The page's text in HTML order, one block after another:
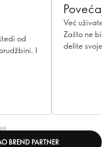
od
I
Već uživate
Zašto ne
delite svoje
BREND PARTNER